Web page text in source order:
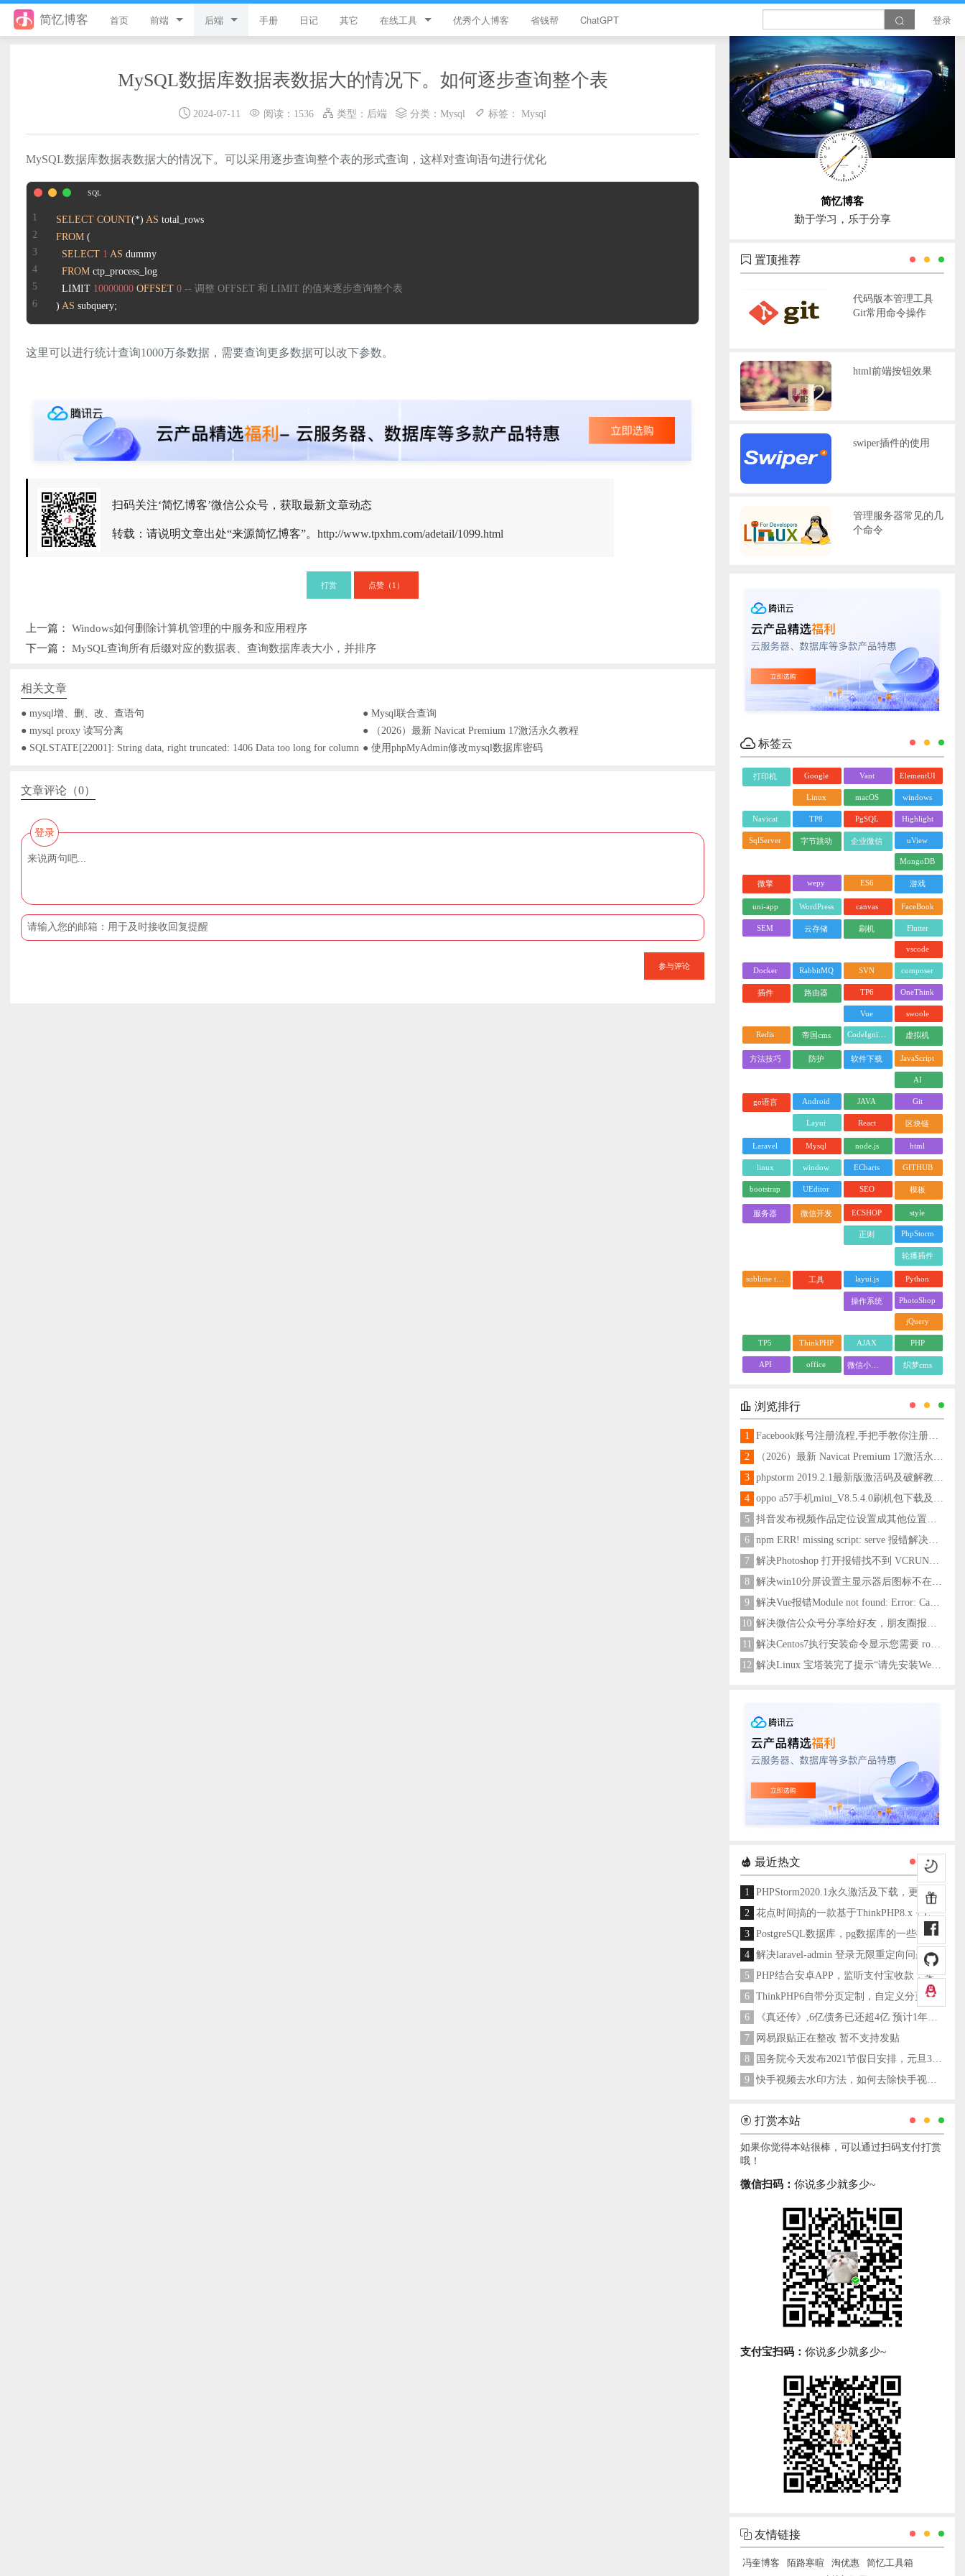
简忆博客 首页 前端
JavaScript
Vue
uni-app
React
后端
ThinkPHP8
ThinkPHP6
ThinkPHP
手册 日记 其它 在线工具
领优惠券
违禁词查询
HTML颜色代码表
优秀个人博客 省钱帮 ChatGPT 登录
MySQL数据库数据表数据大的情况下。如何逐步查询整个表
2024-07-11 阅读：1536 类型： 后端 分类： Mysql 标签： Mysql
MySQL数据库数据表数据大的情况下。可以采用逐步查询整个表的形式查询，这样对查询语句进行优化
SELECT COUNT(*) AS
total_rows
FROM (
SELECT 1 AS
dummy
FROM
ctp_process_log
  LIMIT
10000000 OFFSET 0 -- 调整 OFFSET 和 LIMIT 的值来逐步查询整个表
) AS subquery;
这里可以进行统计查询1000万条数据，需要查询更多数据可以改下参数。
扫码关注‘简忆博客’微信公众号，获取最新文章动态
转载：请说明文章出处“来源简忆博客”。http://www.tpxhm.com/adetail/1099.html
打赏 点赞（ 1 ）
上一篇： Windows如何删除计算机管理的中服务和应用程序
下一篇： MySQL查询所有后缀对应的数据表、查询数据库表大小，并排序
相关文章
● mysql增、删、改、查语句
● Mysql联合查询
● mysql proxy 读写分离
● （2026）最新 Navicat Premium 17激活永久教程
● SQLSTATE[22001]: String data, right truncated: 1406 Data too long for column ● 使用phpMyAdmin修改mysql数据库密码
文章评论（0）
登录
参与评论
简忆博客
勤于学习，乐于分享
置顶推荐
代码版本管理工具
Git常用命令操作
html前端按钮效果
swiper插件的使用
管理服务器常见的几
个命令
标签云
打印机 Google Vant ElementUI
Linux macOS windows
Navicat TP8 PgSQL Highlight
SqlServer 字节跳动 企业微信 uView
MongoDB
微擎 wepy ES6 游戏
uni-app WordPress canvas FaceBook
SEM 云存储 刷机 Flutter
vscode
Docker RabbitMQ SVN composer
插件 路由器 TP6 OneThink
Vue swoole
Redis 帝国cms CodeIgniter 虚拟机
方法技巧 防护 软件下载 JavaScript
AI
go语言 Android JAVA Git
Layui React 区块链
Laravel Mysql node.js html
linux window ECharts GITHUB
bootstrap UEditor SEO 模板
服务器 微信开发 ECSHOP style
正则 PhpStorm
轮播插件
sublime text 工具 layui.js Python
操作系统 PhotoShop
jQuery
TP5 ThinkPHP AJAX PHP
API office 微信小程序 织梦cms
浏览排行
1
Facebook账号注册流程,手把手教你注册脸书账号
2
（2026）最新 Navicat Premium 17激活永久教程
3
phpstorm 2019.2.1最新版激活码及破解教程更新至2024
4
oppo a57手机miui_V8.5.4.0刷机包下载及刷机教程
5
抖音发布视频作品定位设置成其他位置方法
6
npm ERR! missing script: serve 报错解决方法
7
解决Photoshop 打开报错找不到 VCRUNTIME140_1.dll问题
8
解决win10分屏设置主显示器后图标不在主显示器问题
9
解决Vue报错Module not found: Error: Can't resolve 'less-loader' in 'C:\Users\Hm\Desktop\vue\vue_shop'问题
10
解决微信公众号分享给好友，朋友圈报错errMsg: "onMenuShareAppMessage:fail, the permission value is offline verifying"
11
解决Centos7执行安装命令显示您需要 root 权限执行此命令
12
解决Linux 宝塔装完了提示“请先安装Web服务器！”
最近热文
1
PHPStorm2020.1永久激活及下载，更新至2024
2
花点时间搞的一款基于ThinkPHP8.x + Layui架构开发的通用后台管理系统
3
PostgreSQL数据库，pg数据库的一些操作命令
4
解决laravel-admin 登录无限重定向问题
5
PHP结合安卓APP，监听支付宝收款，实现个人支付宝支付接口
6
ThinkPHP6自带分页定制，自定义分页类
6
《真还传》,6亿债务已还超4亿 预计1年多之内就能还清
7
网易跟贴正在整改 暂不支持发贴
8
国务院今天发布2021节假日安排，元旦3天，春节7天，劳动节5天
9
快手视频去水印方法，如何去除快手视频水印
打赏本站
如果你觉得本站很棒，可以通过扫码支付打赏
哦！
微信扫码： 你说多少就多少~
支付宝扫码： 你说多少就多少~
友情链接
冯奎博客 陌路寒暄 淘优惠
简忆工具箱